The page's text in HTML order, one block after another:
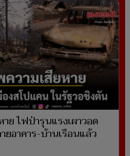
ย ไฟป่ารุนแรงเผาวอด
ยอาคาร-บ้านเรือนแล้ว